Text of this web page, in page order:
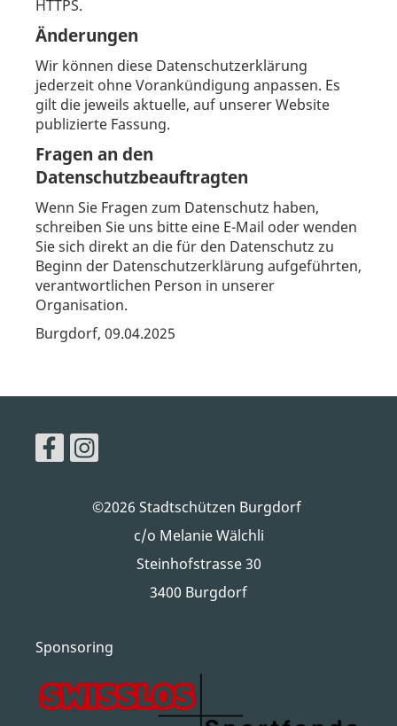
HTTPS.
Änderungen
Wir können diese Datenschutzerklärung
jederzeit ohne Vorankündigung anpassen. Es
gilt die jeweils aktuelle, auf unserer Website
publizierte Fassung.
Fragen an den
Datenschutzbeauftragten
Wenn Sie Fragen zum Datenschutz haben,
schreiben Sie uns bitte eine E-Mail oder wenden
Sie sich direkt an die für den Datenschutz zu
Beginn der Datenschutzerklärung aufgeführten,
verantwortlichen Person in unserer
Organisation.
Burgdorf, 09.04.2025
©2026 Stadtschützen Burgdorf
c/o Melanie Wälchli
Steinhofstrasse 30
3400 Burgdorf
Sponsoring